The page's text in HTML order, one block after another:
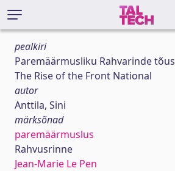
pealkiri
Paremäärmusliku Rahvarinde tõus
The Rise of the Front National
autor
Anttila, Sini
märksõnad
paremäärmuslus
Rahvusrinne
Jean-Marie Le Pen